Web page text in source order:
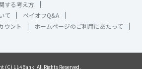
する考え方
て
ペイオフQ&A
ウント
ホームページのご利用にあたって
(C) 114Bank. All Rights Reserved.